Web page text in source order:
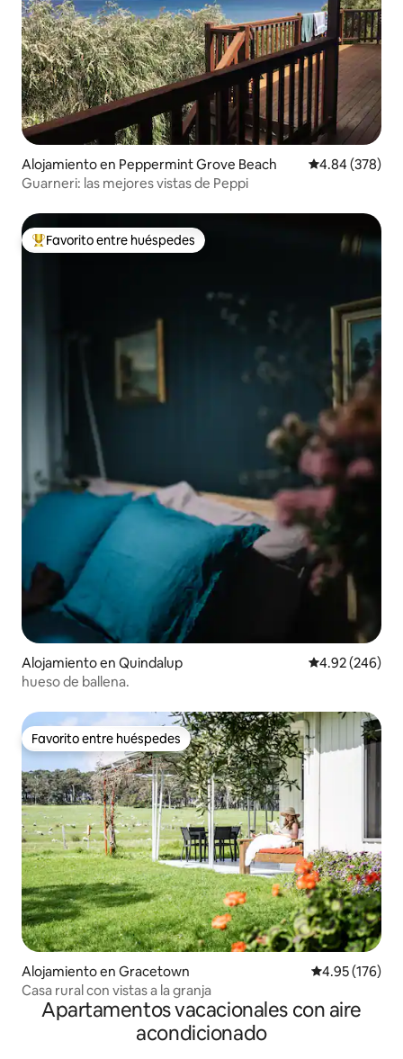
Alojamiento en Peppermint Grove Beach Calificación
4.84 (378)
Guarneri: las mejores vistas de Peppi
Favorito entre huéspedes preferido
Favorito entre huéspedes
Alojamiento en Quindalup Calificación
4.92 (246)
hueso de ballena.
Favorito entre huéspedes
Favorito entre huéspedes
Alojamiento en Gracetown Calificación
4.95 (176)
Casa rural con vistas a la granja
Apartamentos vacacionales con aire
acondicionado